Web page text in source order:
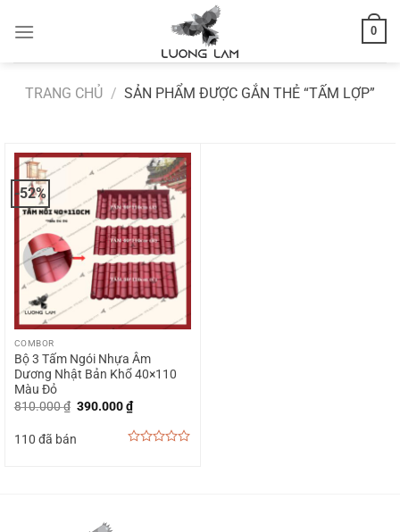
qua
0
TRANG CHỦ / SẢN PHẨM ĐƯỢC GẮN THẺ “TẤM LỢP”
-52%
COMBOR
Bộ 3 Tấm Ngói Nhựa Âm
Dương Nhật Bản Khổ 40×110
Màu Đỏ
810.000₫ Giá
810.000 ₫.
390.000₫Giá
hiện
tại
là:
110 đã bán